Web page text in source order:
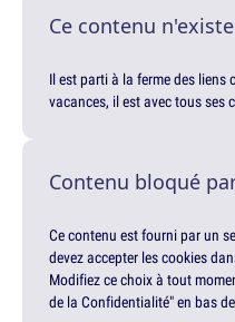
Ce contenu
Il est parti à la ferme des liens
vacances, il est avec tous ses
Contenu bloqué
Ce contenu est fourni par un
devez accepter les cookies
Modifiez ce choix à tout
de la Confidentialité" en bas